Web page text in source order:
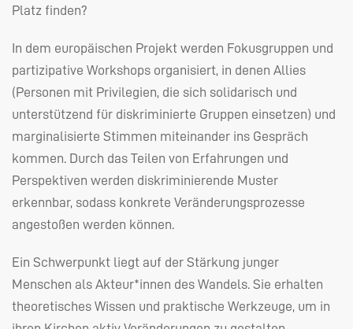
Platz finden?
In dem europäischen Projekt werden Fokusgruppen und
partizipative Workshops organisiert, in denen Allies
(Personen mit Privilegien, die sich solidarisch und
unterstützend für diskriminierte Gruppen einsetzen) und
marginalisierte Stimmen miteinander ins Gespräch
kommen. Durch das Teilen von Erfahrungen und
Perspektiven werden diskriminierende Muster
erkennbar, sodass konkrete Veränderungsprozesse
angestoßen werden können.
Ein Schwerpunkt liegt auf der Stärkung junger
Menschen als Akteur*innen des Wandels. Sie erhalten
theoretisches Wissen und praktische Werkzeuge, um in